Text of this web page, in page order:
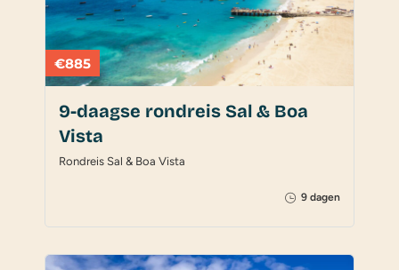
€885
9-daagse rondreis Sal & Boa
Vista
Rondreis Sal & Boa Vista
9 dagen